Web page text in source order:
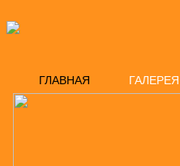
ГЛАВНАЯ ГАЛЕРЕЯ